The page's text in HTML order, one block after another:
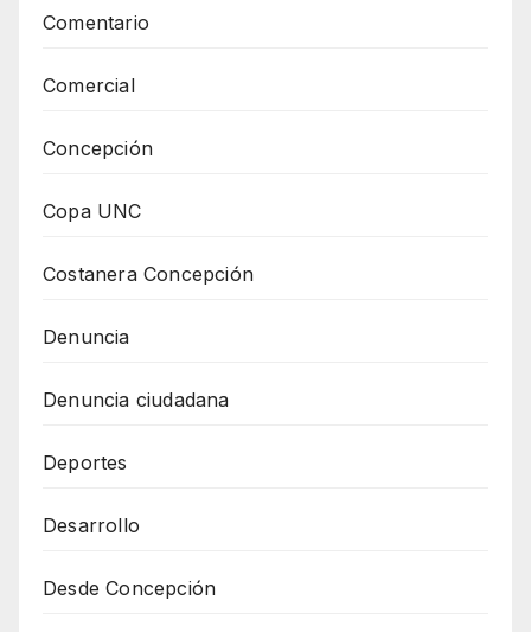
Comentario
Comercial
Concepción
Copa UNC
Costanera Concepción
Denuncia
Denuncia ciudadana
Deportes
Desarrollo
Desde Concepción